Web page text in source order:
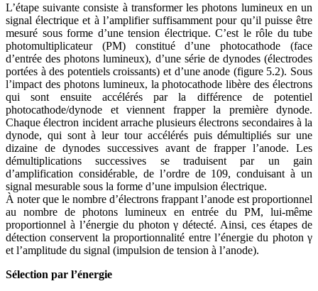
L’étape suivante consiste à transformer les photons lumineux en un
signal électrique et à l’amplifier suffisamment pour qu’il puisse être
mesuré sous forme d’une tension électrique. C’est le rôle du tube
photomultiplicateur (PM) constitué d’une photocathode (face
d’entrée des photons lumineux), d’une série de dynodes (électrodes
portées à des potentiels croissants) et d’une anode (figure 5.2). Sous
l’impact des photons lumineux, la photocathode libère des électrons
qui sont ensuite accélérés par la différence de potentiel
photocathode/dynode et viennent frapper la première dynode.
Chaque électron incident arrache plusieurs électrons secondaires à la
dynode, qui sont à leur tour accélérés puis démultipliés sur une
dizaine de dynodes successives avant de frapper l’anode. Les
démultiplications successives se traduisent par un gain
d’amplification considérable, de l’ordre de 109, conduisant à un
signal mesurable sous la forme d’une impulsion électrique.
À noter que le nombre d’électrons frappant l’anode est proportionnel
au nombre de photons lumineux en entrée du PM, lui-même
proportionnel à l’énergie du photon γ détecté. Ainsi, ces étapes de
détection conservent la proportionnalité entre l’énergie du photon γ
et l’amplitude du signal (impulsion de tension à l’anode).
Sélection par l’énergie